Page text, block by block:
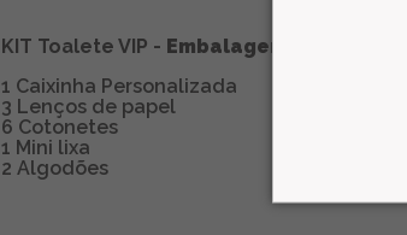
KIT Toalete VIP - Embalagem Flowpack
1 Caixinha Personalizada
3 Lenços de papel
6 Cotonetes
1 Mini lixa
2 Algodões